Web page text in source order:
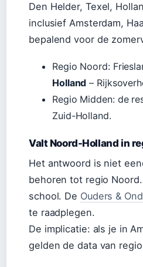
Den Helder, Texel,
inclusief Amsterdam,
bepalend voor de
Regio Noord:
Holland –
Regio Midden: de
Zuid-Holland.
Valt Noord-Holland in
Het antwoord is niet
behoren tot regio
school. De Ouders &
te raadplegen.
De implicatie: als je in
gelden de data van